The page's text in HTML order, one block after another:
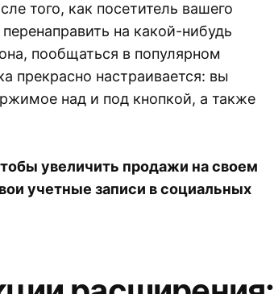
того, как посетитель вашего
на какой-нибудь
пообщаться в популярном
прекрасно настраивается: вы
над и под кнопкой, а также
увеличить продажи на своем
учетные записи в социальных